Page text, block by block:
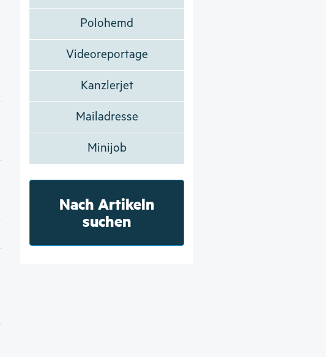
Polohemd
Videoreportage
Kanzlerjet
Mailadresse
Minijob
Nach Artikeln
suchen